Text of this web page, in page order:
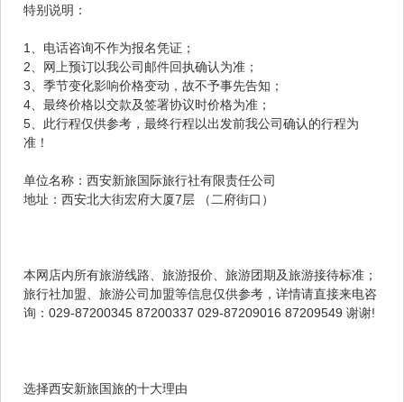
特别说明：
1、电话咨询不作为报名凭证；
2、网上预订以我公司邮件回执确认为准；
3、季节变化影响价格变动，故不予事先告知；
4、最终价格以交款及签署协议时价格为准；
5、此行程仅供参考，最终行程以出发前我公司确认的行程为
准！
单位名称：西安新旅国际旅行社有限责任公司
地址：西安北大街宏府大厦7层 （二府街口）
本网店内所有旅游线路、旅游报价、旅游团期及旅游接待标准；
旅行社加盟、旅游公司加盟等信息仅供参考，详情请直接来电咨
询：029-87200345 87200337 029-87209016 87209549 谢谢!
选择西安新旅国旅的十大理由